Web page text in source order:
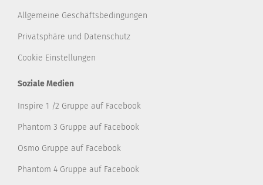
Allgemeine Geschäftsbedingungen
Privatsphäre und Datenschutz
Cookie Einstellungen
Soziale Medien
Inspire 1 /2 Gruppe auf Facebook
Phantom 3 Gruppe auf Facebook
Osmo Gruppe auf Facebook
Phantom 4 Gruppe auf Facebook